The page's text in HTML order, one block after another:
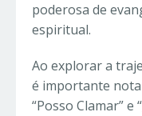
poderosa de
espiritual.
Ao explorar a
é importante
“Posso Clamar” e “